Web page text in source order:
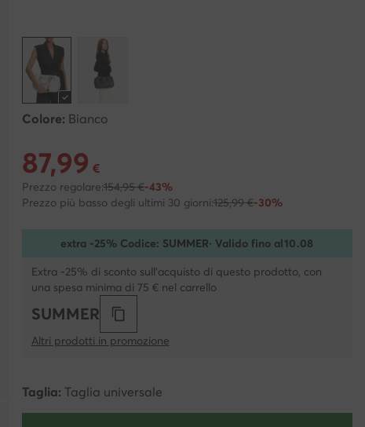
Colore: Bianco
Prezzo attuale 87,99 €
87,99 €
Prezzo regolare:154,95 €-43%
Prezzo più basso degli ultimi 30 giorni:125,99 €-30%
extra -25% Codice: SUMMER· Valido fino al10.08
Extra -25% di sconto sull'acquisto di questo prodotto, con
una spesa minima di 75 € nel carrello
SUMMER
Altri prodotti in promozione
Taglia: Taglia universale